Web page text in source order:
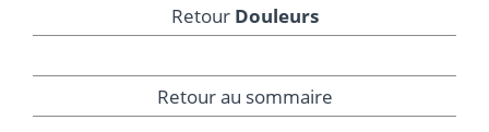
Retour Douleurs
Retour au sommaire